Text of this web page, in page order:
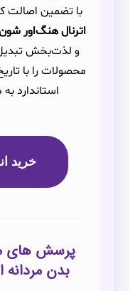
با تضمین اصالت
اترنال هنگ‌اور
و لذت‌بخش تبدیل
محصولات را با
استاندارد
خرید
پرسش‌ های
بدن